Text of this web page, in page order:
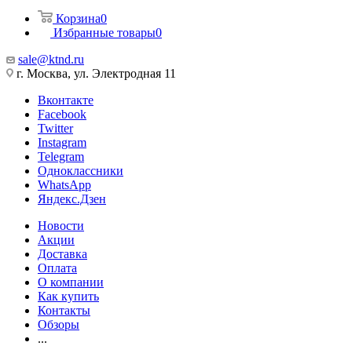
Корзина0
Избранные товары0
sale@ktnd.ru
г. Москва, ул. Электродная 11
Вконтакте
Facebook
Twitter
Instagram
Telegram
Одноклассники
WhatsApp
Яндекс.Дзен
Новости
Акции
Доставка
Оплата
О компании
Как купить
Контакты
Обзоры
...